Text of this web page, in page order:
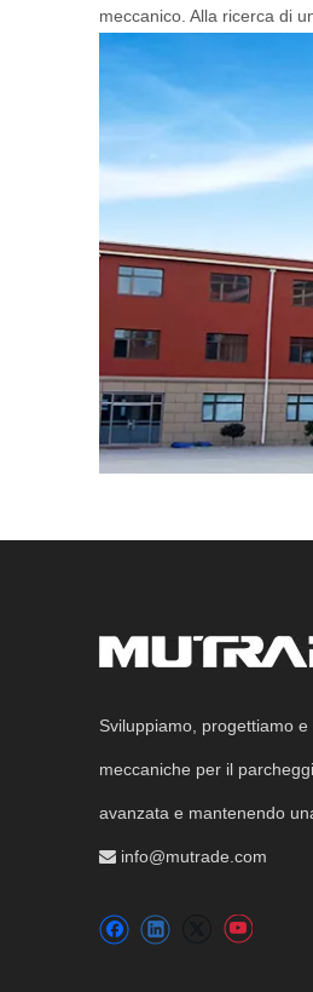
meccanico. Alla ricerca di
Sviluppiamo, progettiamo
meccaniche per il
avanzata e mantenendo
 info@mutrade.com